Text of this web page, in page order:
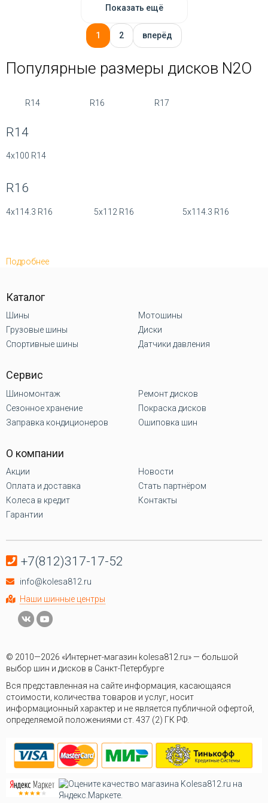
Показать ещё
1 2 вперёд
Популярные размеры дисков N2O
R14 R16 R17
R14
4x100 R14
R16
4x114.3 R16 5x112 R16 5x114.3 R16
Подробнее
Каталог
Шины
Грузовые шины
Спортивные шины
Мотошины
Диски
Датчики давления
Сервис
Шиномонтаж
Сезонное хранение
Заправка кондиционеров
Ремонт дисков
Покраска дисков
Ошиповка шин
О компании
Акции
Оплата и доставка
Колеса в кредит
Гарантии
Новости
Стать партнёром
Контакты
+7(812)317-17-52
info@kolesa812.ru
Наши шинные центры
© 2010—2026 «Интернет-магазин kolesa812.ru» — большой
выбор шин и дисков в Санкт-Петербурге
Вся представленная на сайте информация, касающаяся
стоимости, количества товаров и услуг, носит
информационный характер и не является публичной офертой,
определяемой положениями ст. 437 (2) ГК РФ.